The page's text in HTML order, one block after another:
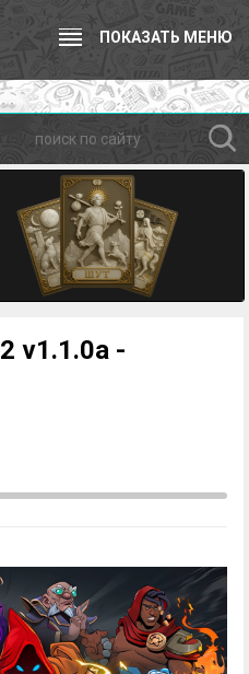
ПОКАЗАТЬ МЕНЮ
v1.1.0a -